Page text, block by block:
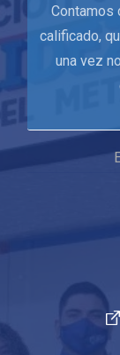
Contamos
calificado,
una vez